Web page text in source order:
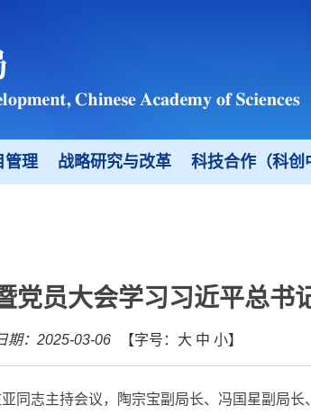
管理 战略研究与改革 科技合作（科创
党员大会学习习近平总书
期：2025-03-06 【字号： 大 中 小】
同志主持会议，陶宗宝副局长、冯国星副局长